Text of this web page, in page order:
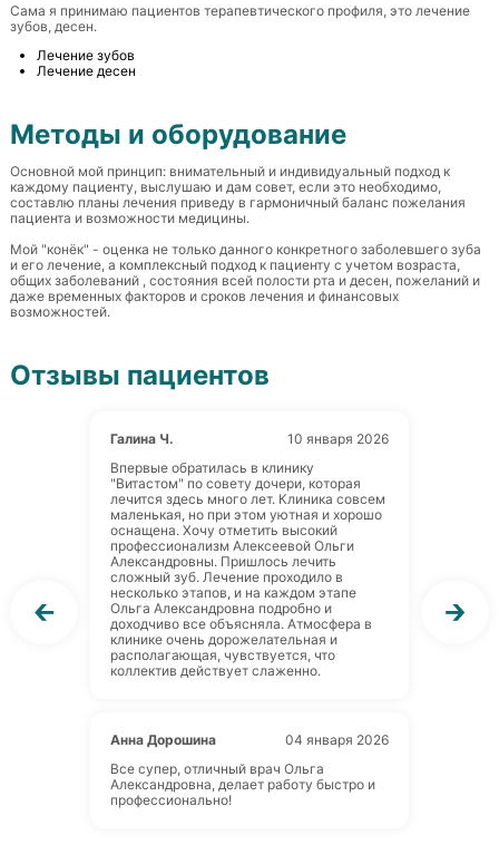
Сама я принимаю пациентов терапевтического профиля, это лечение
зубов, десен.
Лечение зубов
Лечение десен
Методы и оборудование
Основной мой принцип: внимательный и индивидуальный подход к
каждому пациенту, выслушаю и дам совет, если это необходимо,
составлю планы лечения приведу в гармоничный баланс пожелания
пациента и возможности медицины.
Мой "конёк" - оценка не только данного конкретного заболевшего зуба
и его лечение, а комплексный подход к пациенту с учетом возраста,
общих заболеваний , состояния всей полости рта и десен, пожеланий и
даже временных факторов и сроков лечения и финансовых
возможностей.
Отзывы пациентов
🡰
Галина Ч.
10 января 2026
Впервые обратилась в клинику
"Витастом" по совету дочери, которая
лечится здесь много лет. Клиника совсем
маленькая, но при этом уютная и хорошо
оснащена. Хочу отметить высокий
профессионализм Алексеевой Ольги
Александровны. Пришлось лечить
сложный зуб. Лечение проходило в
несколько этапов, и на каждом этапе
Ольга Александровна подробно и
доходчиво все объясняла. Атмосфера в
клинике очень дорожелательная и
располагающая, чувствуется, что
коллектив действует слаженно.
Анна Дорошина
04 января 2026
Все супер, отличный врач Ольга
Александровна, делает работу быстро и
профессионально!
🡲